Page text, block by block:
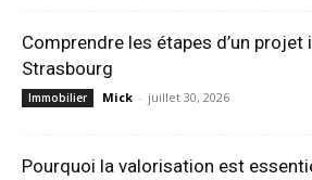
Comprendre les étapes d’un
Strasbourg
Immobilier Mick - juillet 30, 2026
Pourquoi la valorisation est